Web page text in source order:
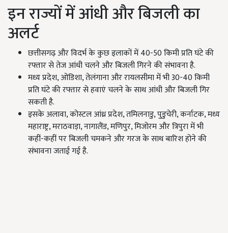
इन राज्यों में आंधी और बिजली का
अलर्ट
छत्तीसगढ़ और विदर्भ के कुछ इलाकों में 40-50 किमी प्रति घंटे की
रफ्तार से तेज आंधी चलने और बिजली गिरने की संभावना है.
मध्य प्रदेश, ओडिशा, तेलंगाना और रायलसीमा में भी 30-40 किमी
प्रति घंटे की रफ्तार से हवाएं चलने के साथ आंधी और बिजली गिर
सकती है.
इसके अलावा, कोस्टल आंध्र प्रदेश, तमिलनाडु, पुडुचेरी, कर्नाटक, मध्य
महाराष्ट्र, मराठवाड़ा, नागालैंड, मणिपुर, मिजोरम और त्रिपुरा में भी
कहीं-कहीं पर बिजली चमकने और गरज के साथ बारिश होने की
संभावना जताई गई है.